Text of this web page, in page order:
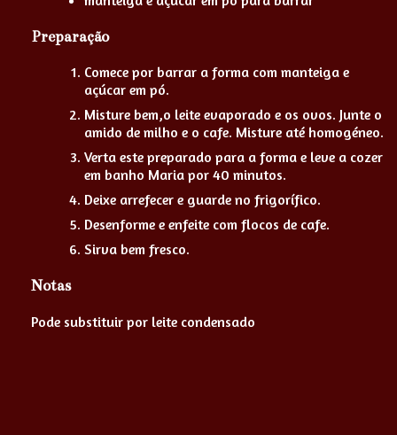
Preparação
Comece por barrar a forma com manteiga e
açúcar em pó.
Misture bem,o leite evaporado e os ovos. Junte o
amido de milho e o cafe. Misture até homogéneo.
Verta este preparado para a forma e leve a cozer
em banho Maria por 40 minutos.
Deixe arrefecer e guarde no frigorífico.
Desenforme e enfeite com flocos de cafe.
Sirva bem fresco.
Notas
Pode substituir por leite condensado